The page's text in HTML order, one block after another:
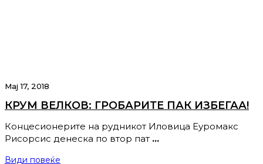
Мај 17, 2018
КРУМ ВЕЛКОВ: ГРОБАРИТЕ ПАК ИЗБЕГАА!
Концесионерите на рудникот Иловица Еуромакс
Рисорсис денеска по втор пат …
Види повеќе